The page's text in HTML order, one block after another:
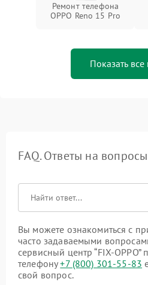
Ремонт телефона
OPPO Reno 15 Pro
Показать
FAQ. Ответы на вопросы
Вы можете ознакомиться с
часто задаваемыми
сервисный центр “FIX-
телефону+7 (800) 301-55-83
свой вопрос.